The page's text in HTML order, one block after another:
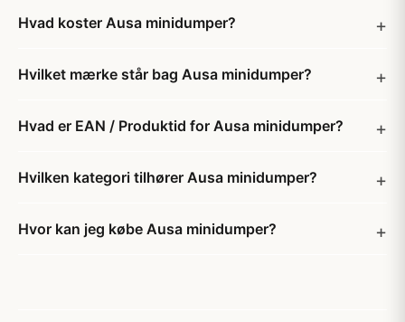
Hvad koster Ausa minidumper?
Hvilket mærke står bag Ausa minidumper?
Hvad er EAN / Produktid for Ausa minidumper?
Hvilken kategori tilhører Ausa minidumper?
Hvor kan jeg købe Ausa minidumper?